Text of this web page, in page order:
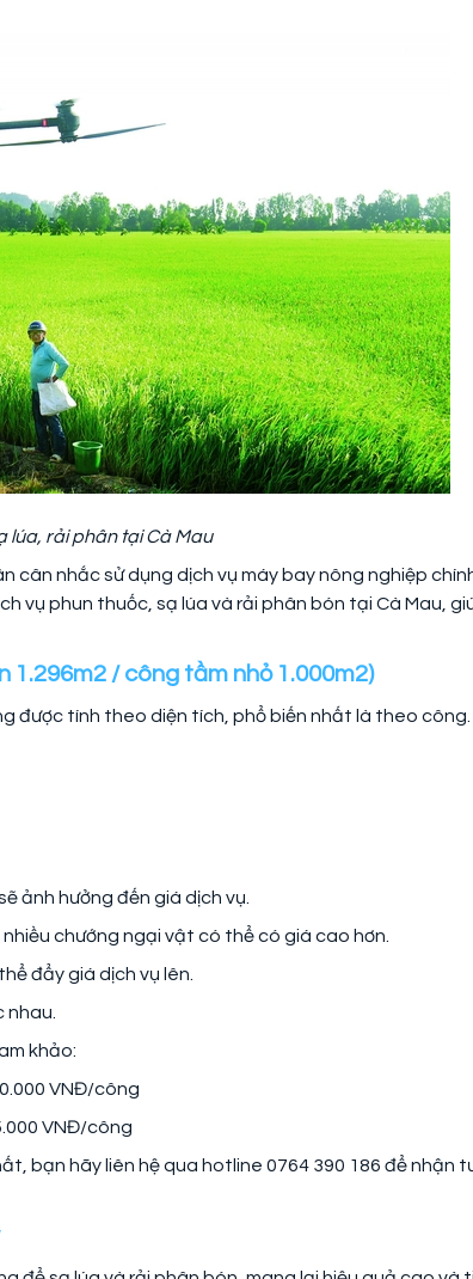
lúa, rải phân tại Cà Mau
nhắc sử dụng dịch vụ máy bay nông nghiệp
vụ phun thuốc, sạ lúa và rải phân bón tại Cà Mau,
1.296m2 / công tầm nhỏ 1.000m2)
được tính theo diện tích, phổ biến nhất là theo công.
ảnh hưởng đến giá dịch vụ.
chướng ngại vật có thể có giá cao hơn.
đẩy giá dịch vụ lên.
nhau.
khảo:
VNĐ/công
VNĐ/công
bạn hãy liên hệ qua hotline 0764 390 186 để nhận